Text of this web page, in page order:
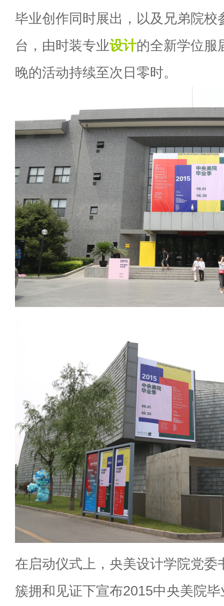
毕业创作同时展出，以及兄弟院校
台，由时装专业设计的全新学位服
晚的活动持续至次日零时。
在启动仪式上，央美设计学院党委
簇拥和见证下宣布2015中央美院